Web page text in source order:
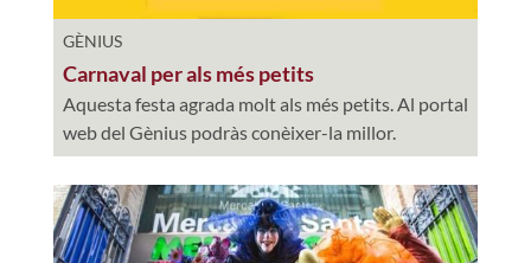
GÈNIUS
Carnaval per als més petits
Aquesta festa agrada molt als més petits. Al portal
web del Gènius podràs conèixer-la millor.